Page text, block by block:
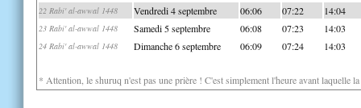
22 Rabi' al-awwal 1448 Vendredi 4 septembre 06:06 07:22 14:04
23 Rabi' al-awwal 1448 Samedi 5 septembre 06:08 07:23 14:03
24 Rabi' al-awwal 1448 Dimanche 6 septembre 06:09 07:24 14:03
* Attention, le shuruq n'est pas une prière ! C'est simplement l'heure avant laquelle